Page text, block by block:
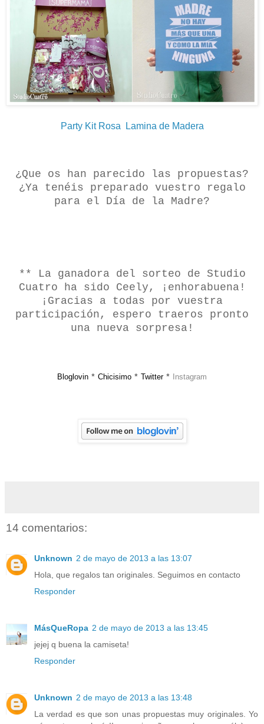
Party Kit Rosa Lamina de Madera
¿Que os han parecido las propuestas?
¿Ya tenéis preparado vuestro regalo
para el Día de la Madre?
** La ganadora del sorteo de Studio
Cuatro ha sido Ceely, ¡enhorabuena!
¡Gracias a todas por vuestra
participación, espero traeros pronto
una nueva sorpresa!
Bloglovin * Chicisimo * Twitter * Instagram
14 comentarios:
Unknown 2 de mayo de 2013 a las 13:07
Hola, que regalos tan originales. Seguimos en contacto
Responder
MásQueRopa 2 de mayo de 2013 a las 13:45
jejej q buena la camiseta!
Responder
Unknown 2 de mayo de 2013 a las 13:48
La verdad es que son unas propuestas muy originales. Yo